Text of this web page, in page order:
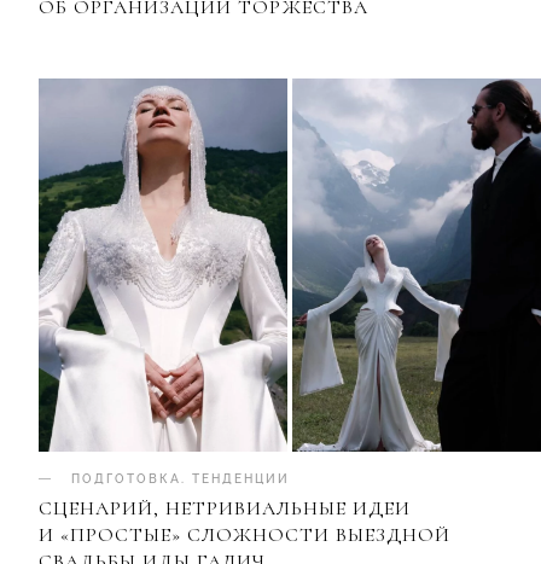
ОБ ОРГАНИЗАЦИИ ТОРЖЕСТВА
ПОДГОТОВКА ТЕНДЕНЦИИ
СЦЕНАРИЙ, НЕТРИВИАЛЬНЫЕ ИДЕИ
И «ПРОСТЫЕ» СЛОЖНОСТИ ВЫЕЗДНОЙ